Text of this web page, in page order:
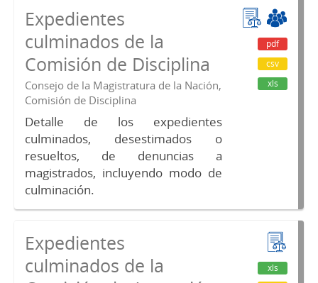
Expedientes
culminados de la
Comisión de Disciplina
Consejo de la Magistratura de la Nación,
Comisión de Disciplina
Detalle de los expedientes
culminados, desestimados o
resueltos, de denuncias a
magistrados, incluyendo modo de
culminación.
pdf
csv
xls
Expedientes
culminados de la
xls